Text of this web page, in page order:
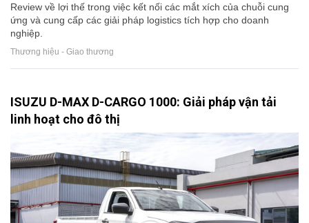
Review về lợi thế trong việc kết nối các mắt xích của chuỗi cung
ứng và cung cấp các giải pháp logistics tích hợp cho doanh
nghiệp.
Thương hiệu - Giao thương
ISUZU D-MAX D-CARGO 1000: Giải pháp vận tải
linh hoạt cho đô thị